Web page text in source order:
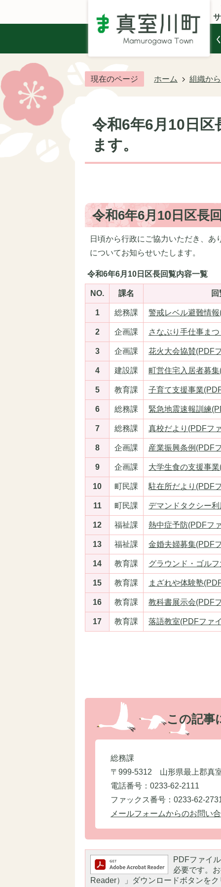
現在のページ ホーム 組織か
令和6年6月10日区
ます。
令和6年6月10日区長
日頃から行政にご協力いただき、
についてお知らせいたします。
令和6年6月10日区長回覧内容一覧
NO. 課名
1 総務課 警戒レベル避難情
2 企画課 さなぶり手仕事ま
3 企画課 花火大会協賛(PDF
4 建設課 町営住宅入居者募
5 教育課 子育て支援事業
6 総務課 緊急地震速報訓練
7 総務課 真校だより(PDFフ
8 企画課 産業振興条例(PDF
9 企画課 大学生食の支援事
10 町民課 駐在所だより(PDF
11 町民課 デマンドタクシー
12 福祉課 熱中症予防(PDFフ
13 福祉課 金婚夫婦募集(PDF
14 教育課 グラウンド・ゴル
15 教育課 まざれや体験塾
16 教育課 教科書展示会(PDF
17 教育課 落語教室(PDFファ
この記事
総務課
〒999-5312 山形県最上郡真
電話番号：0233-62-2111
ファックス番号：0233-62-
メールフォームからのお問い
PDFファイ
必要です。
Reader）」ダウンロードボタンを